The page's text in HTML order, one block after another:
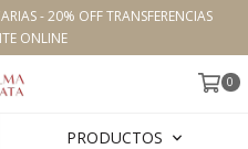
- 20% OFF TRANSFERENCIAS
ONLINE
0
PRODUCTOS